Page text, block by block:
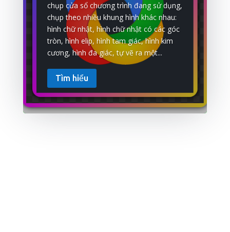
chụp cửa sổ chương trình đang sử dụng,
chụp theo nhiều khung hình khác nhau:
hình chữ nhật, hình chữ nhật có các góc
tròn, hình elip, hình tam giác, hình kim
cương, hình đa giác, tự vẽ ra một...
Tìm hiểu